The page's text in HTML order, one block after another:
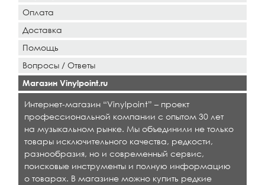
Оплата
Доставка
Помощь
Вопросы / Ответы
Магазин Vinylpoint.ru
Интернет-магазин “Vinylpoint” – проект
профессиональной компании с опытом 30 лет
на музыкальном рынке. Мы объединили не только
товары исключительного качества, редкости,
разнообразия, но и современный сервис,
поисковые инструменты и полную информацию
о товарах. В магазине можно купить редкие